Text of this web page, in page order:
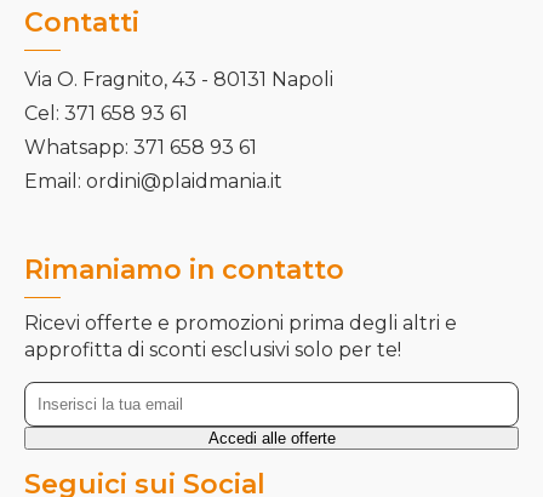
Contatti
Via O. Fragnito, 43 - 80131 Napoli
Cel: 371 658 93 61
Whatsapp: 371 658 93 61
Email: ordini@plaidmania.it
Rimaniamo in contatto
Ricevi offerte e promozioni prima degli altri e
approfitta di sconti esclusivi solo per te!
Seguici sui Social